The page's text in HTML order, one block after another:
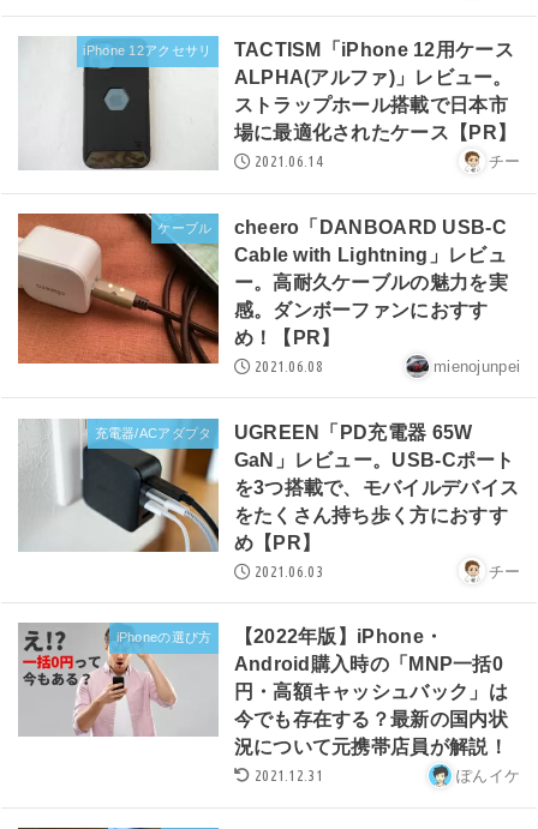
iPhone 12アクセサリ
TACTISM「iPhone 12用ケース
ALPHA(アルファ)」レビュー。
ストラップホール搭載で日本市
場に最適化されたケース【PR】
2021.06.14 チー
ケーブル
cheero「DANBOARD USB-C
Cable with Lightning」レビュ
ー。高耐久ケーブルの魅力を実
感。ダンボーファンにおすす
め！【PR】
2021.06.08 mienojunpei
充電器/ACアダプタ
UGREEN「PD充電器 65W
GaN」レビュー。USB-Cポート
を3つ搭載で、モバイルデバイス
をたくさん持ち歩く方におすす
め【PR】
2021.06.03 チー
iPhoneの選び方
【2022年版】iPhone・
Android購入時の「MNP一括0
円・高額キャッシュバック」は
今でも存在する？最新の国内状
況について元携帯店員が解説！
2021.12.31 ぽんイケ